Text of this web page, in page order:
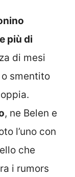
più di
di mesi
smentito
, ne Belen e
l’uno con
che
i rumors